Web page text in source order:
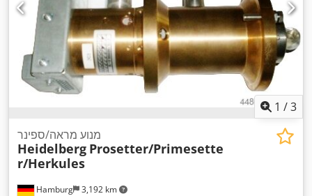
1 /3
Hamburg 3,192 km
מנוע מראה/ספינר
Heidelberg Prosetter/Primesette
r/Herkules